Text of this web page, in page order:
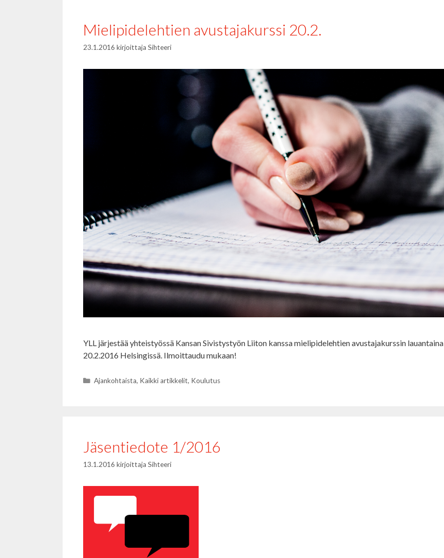
Mielipidelehtien avustajakurssi 20.2.
23.1.2016 kirjoittaja Sihteeri
YLL järjestää yhteistyössä Kansan Sivistystyön Liiton kanssa mielipidelehtien avustajakurssin lauantaina
20.2.2016 Helsingissä. Ilmoittaudu mukaan!
Kategoriat
Ajankohtaista, Kaikki artikkelit, Koulutus
Jäsentiedote 1/2016
13.1.2016 kirjoittaja Sihteeri